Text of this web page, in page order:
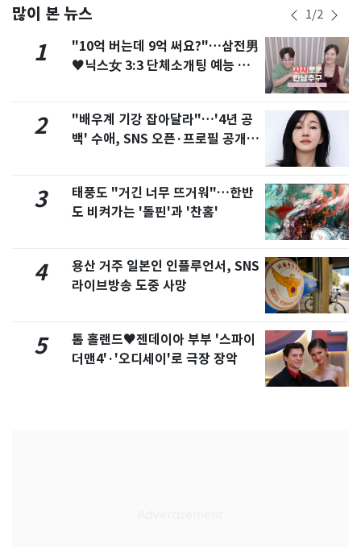
많이 본 뉴스 1/2
1
"10억 버는데 9억 써요?"…삼전男
♥닉스女 3:3 단체소개팅 예능 화
2
"배우계 기강 잡아달라"…'4년 공
백' 수애, SNS 오픈·프로필 공개
3
태풍도 "거긴 너무 뜨거워"…한반
도 비켜가는 '돌핀'과 '찬홈'
4
용산 거주 일본인 인플루언서, SNS
라이브방송 도중 사망
5
톰 홀랜드♥젠데이아 부부 '스파이
더맨4'·'오디세이'로 극장 장악